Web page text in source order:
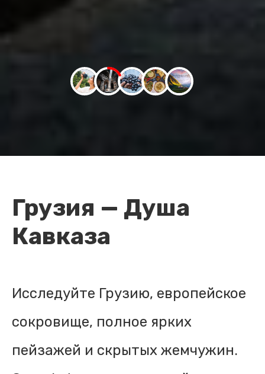
Грузия — Душа
Кавказа
Исследуйте Грузию, европейское
сокровище, полное ярких
пейзажей и скрытых жемчужин.